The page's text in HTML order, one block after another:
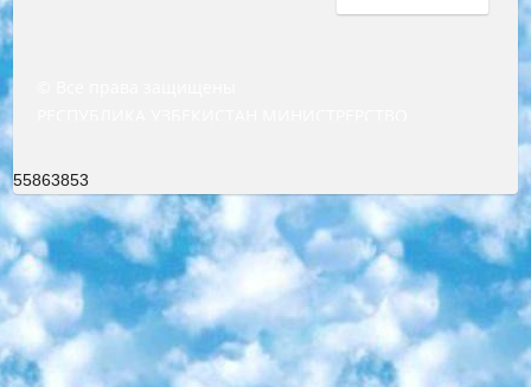
55863853